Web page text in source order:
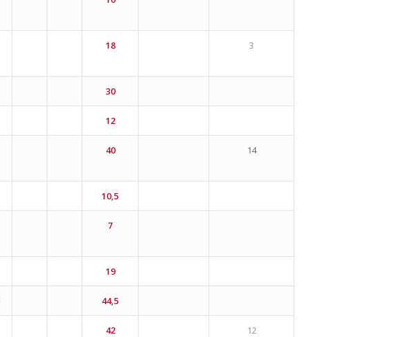
18 3
30
12
40 14
10,5
7
19
44,5
42 12